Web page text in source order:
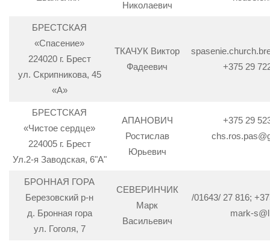
Николаевич
БРЕСТСКАЯ
«Спасение»
224020 г. Брест
ул. Скрипникова, 45
«А»
ТКАЧУК Виктор
Фадеевич
+375 29
БРЕСТСКАЯ
«Чистое сердце»
224005 г. Брест
Ул.2-я Заводская, 6"А"
АПАНОВИЧ
Ростислав
Юрьевич
+375 29
БРОННАЯ ГОРА
Березовский р-н
д. Бронная гора
ул. Гоголя, 7
СЕВЕРИНЧИК
Марк
Васильевич
/01643/ 27 816;
mark-